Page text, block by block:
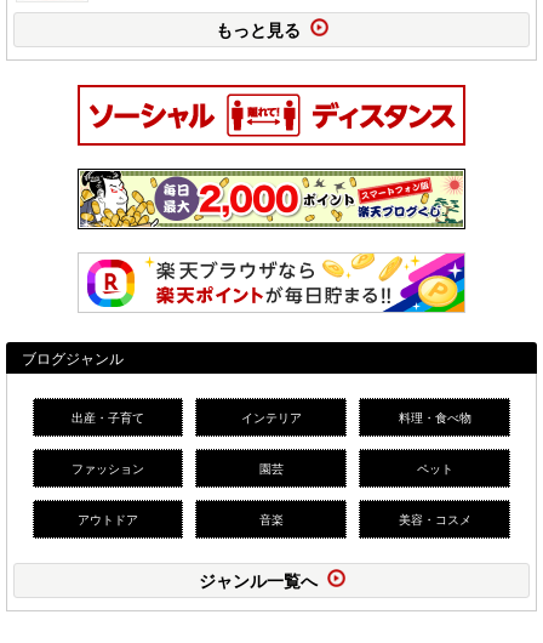
もっと見る
ブログジャンル
出産・子育て インテリア 料理・食べ物
ファッション 園芸 ペット
アウトドア 音楽 美容・コスメ
ジャンル一覧へ